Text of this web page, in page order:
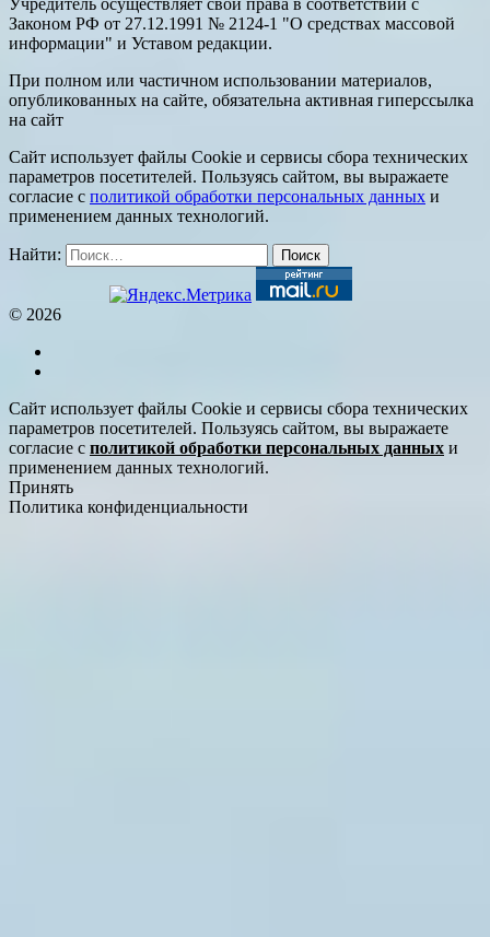
Учредитель осуществляет свои права в соответствии с
Законом РФ от 27.12.1991 № 2124-1 "О средствах массовой
информации" и Уставом редакции.
При полном или частичном использовании материалов,
опубликованных на сайте, обязательна активная гиперссылка
на сайт
Сайт использует файлы Cookie и сервисы сбора технических
параметров посетителей. Пользуясь сайтом, вы выражаете
согласие с политикой обработки персональных данных и
применением данных технологий.
Найти:
© 2026
Сайт использует файлы Cookie и сервисы сбора технических
параметров посетителей. Пользуясь сайтом, вы выражаете
согласие с политикой обработки персональных данных и
применением данных технологий.
Принять
Политика конфиденциальности